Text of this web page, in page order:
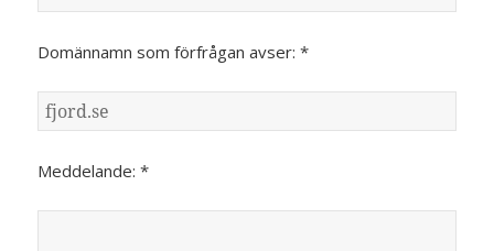
Domännamn som förfrågan avser: *
Meddelande: *